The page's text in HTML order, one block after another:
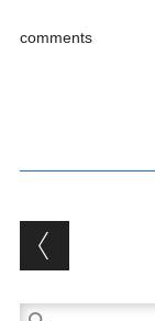
comments
Post
Buscar: